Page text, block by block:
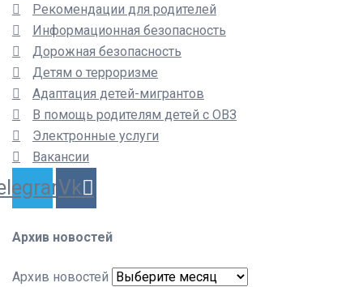
Рекомендации для родителей
Информационная безопасность
Дорожная безопасность
Детям о терроризме
Адаптация детей-мигрантов
В помощь родителям детей с ОВЗ
Электронные услуги
Вакансии
Vk
Архив новостей
Архив новостей